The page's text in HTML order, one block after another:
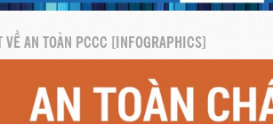
AN TOÀN PCCC [INFOGRAPHICS]